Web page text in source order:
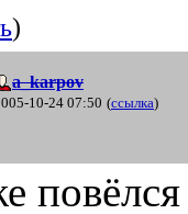
)
a_karpov
10-24 07:50 (ссылка)